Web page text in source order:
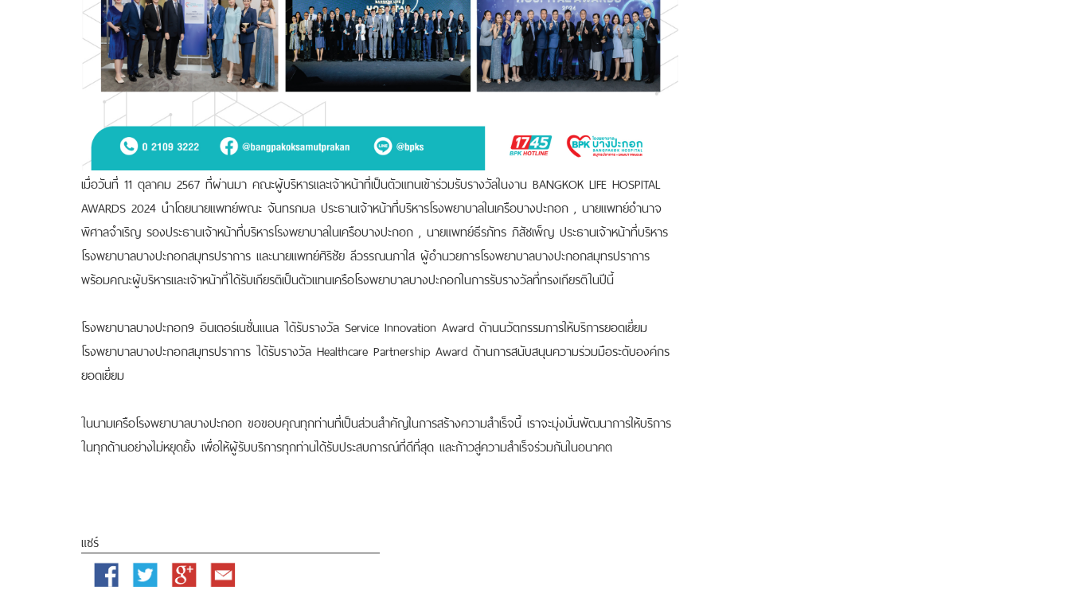
เมื่อวันที่ 11 ตุลาคม 2567 ที่ผ่านมา คณะผู้บริหารและเจ้าหน้าที่เป็นตัวแทนเข้าร่วมรับรางวัลในงาน BANGKOK LIFE HOSPITAL
AWARDS 2024 นำโดยนายแพทย์พณะ จันทรกมล ประธานเจ้าหน้าที่บริหารโรงพยาบาลในเครือบางปะกอก , นายแพทย์อำนาจ
พิศาลจำเริญ รองประธานเจ้าหน้าที่บริหารโรงพยาบาลในเครือบางปะกอก , นายแพทย์ธีรภัทร ภิสัชเพ็ญ ประธานเจ้าหน้าที่บริหาร
โรงพยาบาลบางปะกอกสมุทรปราการ และนายแพทย์ศิริชัย ลีวรรณนภาใส ผู้อำนวยการโรงพยาบาลบางปะกอกสมุทรปราการ
พร้อมคณะผู้บริหารและเจ้าหน้าที่ได้รับเกียรติเป็นตัวแทนเครือโรงพยาบาลบางปะกอกในการรับรางวัลที่ทรงเกียรติในปีนี้
โรงพยาบาลบางปะกอก9 อินเตอร์เนชั่นแนล ได้รับรางวัล Service Innovation Award ด้านนวัตกรรมการให้บริการยอดเยี่ยม
โรงพยาบาลบางปะกอกสมุทรปราการ ได้รับรางวัล Healthcare Partnership Award ด้านการสนับสนุนความร่วมมือระดับองค์กร
ยอดเยี่ยม
ในนามเครือโรงพยาบาลบางปะกอก ขอขอบคุณทุกท่านที่เป็นส่วนสำคัญในการสร้างความสำเร็จนี้ เราจะมุ่งมั่นพัฒนาการให้บริการ
ในทุกด้านอย่างไม่หยุดยั้ง เพื่อให้ผู้รับบริการทุกท่านได้รับประสบการณ์ที่ดีที่สุด และก้าวสู่ความสำเร็จร่วมกันในอนาคต
แชร์
Facebook Twitter
Google
Email